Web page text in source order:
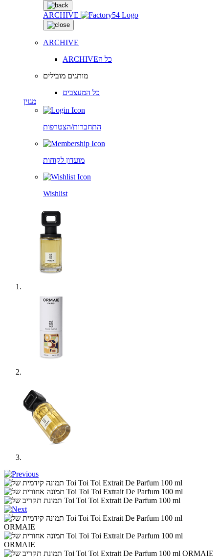
ARCHIVE
ARCHIVE
ARCHIVEכל ה
מותגים מובילים
כל המעצבים
מגזין
התחברות/הצטרפות
מועדון לקוחות
Wishlist